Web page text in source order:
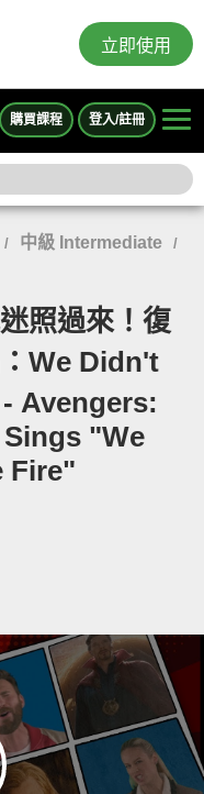
立即使用
購買課程 登入/註冊
/ 中級 Intermediate /
照過來！復
We Didn't
Avengers:
"We
Fire"